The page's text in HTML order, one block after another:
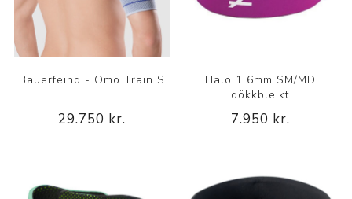
Bauerfeind - Omo Train S
29.750 kr.
Halo 1 6mm SM/MD
dökkbleikt
7.950 kr.